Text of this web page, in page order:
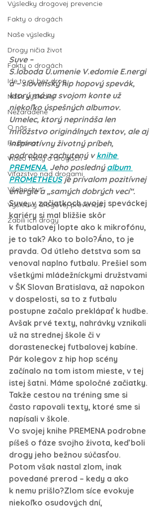
Výsledky drogovej prevencie
Fakty o drogách
Naše výsledky
Drogy ničia život
Fakty o drogách
Ide to aj bez drog
Naše výsledky
Nezaradené
O nás
Rozhovor
Video fakty o drogách
Víťazstvo nad drogami
Všehochut'
Výsledky drogovej prevencie
Zabili ich drogy
Suve –
S.loboda U.umenie V.edomie E.nergi
a – slovenský hip hopový spevák,
ktorý má na svojom konte už
niekoľko úspešných albumov.
Umelec, ktorý neprináša len
množstvo originálnych textov, ale aj
inšpiratívny životný príbeh,
podrobne zachytený v knihe
PREMENA. Jeho posledný album
PROMETHEUS je prívalom pozitívnej
energie a „samých dobrých vecí“.
Suve, v začiatkoch svojej speváckej
kariéry si mal bližšie skôr
k futbalovej lopte ako k mikrofónu,
je to tak? Ako to bolo?Áno, to je
pravda. Od útleho detstva som sa
venoval naplno futbalu. Prešiel som
všetkými mládežníckymi družstvami
v ŠK Slovan Bratislava, až napokon
v dospelosti, sa to z futbalu
postupne začalo preklápať k hudbe.
Avšak prvé texty, nahrávky vznikali
už na strednej škole či v
dorasteneckej futbalovej kabíne.
Pár kolegov z hip hop scény
začínalo na tom istom mieste, v tej
istej šatni. Máme spoločné začiatky.
Takže cestou na tréning sme si
často rapovali texty, ktoré sme si
napísali v škole.
Vo svojej knihe PREMENA podrobne
píšeš o fáze svojho života, keď boli
drogy jeho bežnou súčasťou.
Potom však nastal zlom, inak
povedané prerod – kedy a ako
k nemu prišlo?Zlom síce evokuje
niekoľko osudových dní,